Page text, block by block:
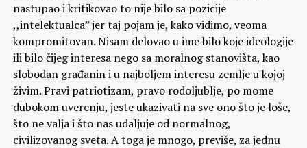
nastupao i kritikovao to nije bilo sa pozicije
,,intelektualca” jer taj pojam je, kako vidimo, veoma
kompromitovan. Nisam delovao u ime bilo koje ideologije
ili bilo čijeg interesa nego sa moralnog stanovišta, kao
slobodan građanin i u najboljem interesu zemlje u kojoj
živim. Pravi patriotizam, pravo rodoljublje, po mome
dubokom uverenju, jeste ukazivati na sve ono što je loše,
što ne valja i što nas udaljuje od normalnog,
civilizovanog sveta. A toga je mnogo, previše, za jednu